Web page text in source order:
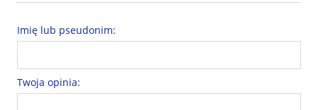
Imię lub pseudonim:
Twoja opinia: